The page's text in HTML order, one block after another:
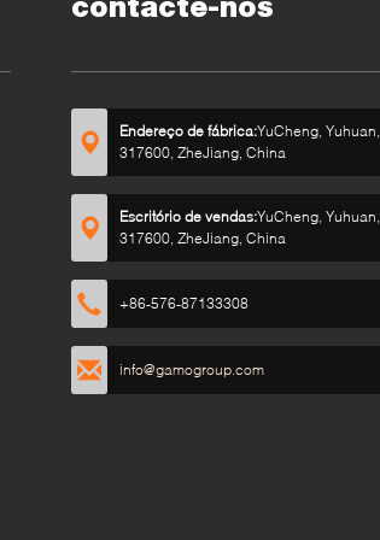
Endereço de fábrica:YuCheng, Yuhuan,
317600, ZheJiang, China
Escritório de vendas:YuCheng, Yuhuan,
317600, ZheJiang, China
+86-576-87133308
info@gamogroup.com